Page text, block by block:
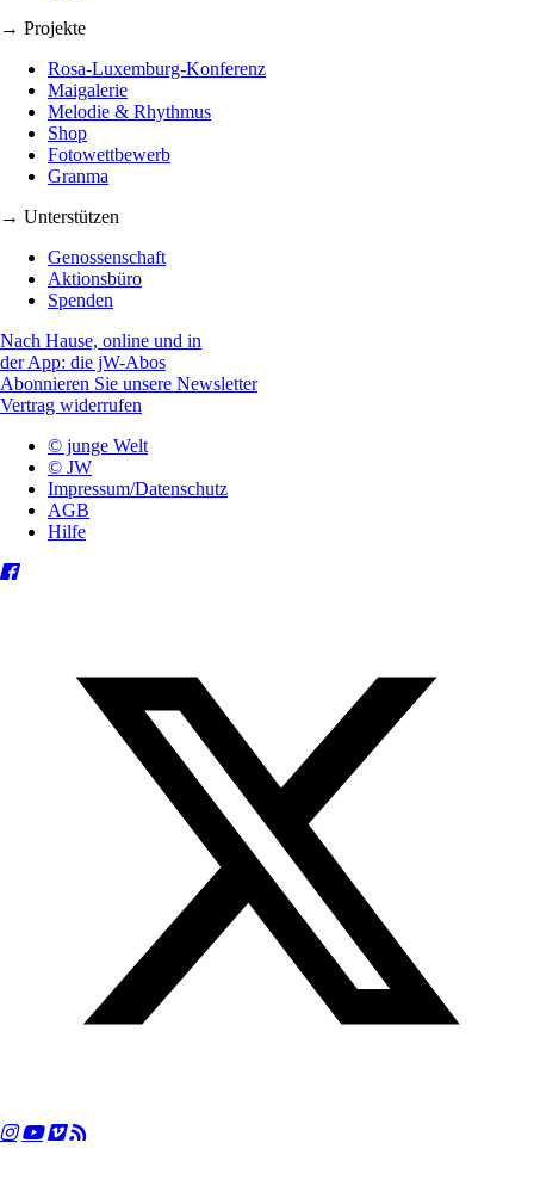
→ Projekte
Rosa-Luxemburg-Konferenz
Maigalerie
Melodie & Rhythmus
Shop
Fotowettbewerb
Granma
→ Unterstützen
Genossenschaft
Aktionsbüro
Spenden
Nach Hause, online und in
der App: die jW-Abos
Abonnieren Sie unsere Newsletter
Vertrag widerrufen
© junge Welt
© JW
Impressum/Datenschutz
AGB
Hilfe